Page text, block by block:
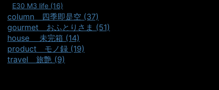
E30 M3 life (16)
column＿四季即是空 (37)
gourmet＿おふとりさま (51)
house ＿未完箱 (14)
product＿モノ録 (19)
travel＿旅艶 (9)